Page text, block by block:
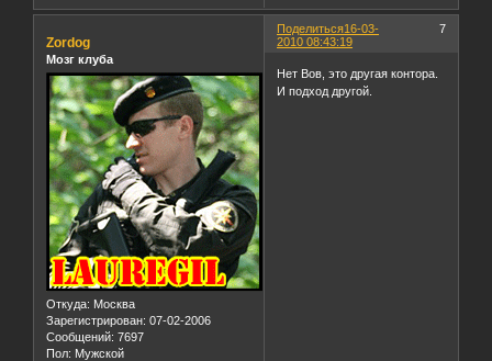
Поделиться 7
16-03-
2010 08:43:19
Zordog
Мозг клуба
Откуда: Москва
Зарегистрирован: 07-02-2006
Сообщений: 7697
Пол: Мужской
Нет Вов, это другая контора.
И подход другой.